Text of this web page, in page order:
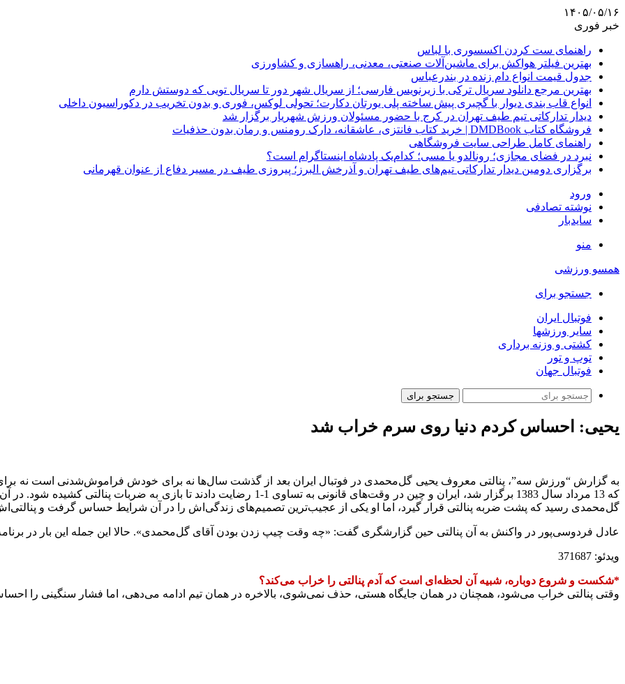
۱۴۰۵/۰۵/۱۶
خبر فوری
راهنمای ست کردن اکسسوری با لباس
بهترین فیلتر هواکش برای ماشین‌آلات صنعتی، معدنی، راهسازی و کشاورزی
جدول قیمت انواع دام زنده در بندرعباس
بهترین مرجع دانلود سریال ترکی با زیرنویس فارسی؛ از سریال شهر دور تا سریال تویی که دوستش دارم
انواع قاب بندی دیوار با گچبری پیش ساخته پلی یورتان دکارت؛ تحولی لوکس، فوری و بدون تخریب در دکوراسیون داخلی
دیدار تدارکاتی تیم طیف تهران در کرج با حضور مسئولان ورزش شهریار برگزار شد
فروشگاه کتاب DMDBook | خرید کتاب فانتزی، عاشقانه، دارک رومنس و رمان بدون حذفیات
راهنمای کامل طراحی سایت فروشگاهی
نبرد در فضای مجازی؛ رونالدو یا مسی؛ کدام‌یک پادشاه اینستاگرام است؟
برگزاری دومین دیدار تدارکاتی تیم‌های طیف تهران و آذرخش البرز؛ پیروزی طیف در مسیر دفاع از عنوان قهرمانی
ورود
نوشته تصادفی
سایدبار
منو
همسو ورزشی
جستجو برای
فوتبال ایران
سایر ورزشها
کشتی و وزنه برداری
توپ و تور
فوتبال جهان
جستجو برای
یحیی: احساس کردم دنیا روی سرم خراب شد
که 13 مرداد سال 1383 برگزار شد، ایران و چین در وقت‌های قانونی به تساوی 1-1 رضایت
گل‌محمدی رسید که پشت ضربه پنالتی قرار گیرد، اما او یکی از عجیب‌ترین تصمیم‌های زندگی‌اش را در آن شرایط حساس گرفت و
عادل فردوسی‌پور در واکنش به آن پنالتی حین گزارشگری گفت: «چه وقت چیپ زدن بودن آقای گل‌محمدی». حالا این جمله این بار در برنامه ۴۰۴ تکرار شد و یحیی خاطرات تلخ آن پنالتی را زنده
ویدئو: 371687
*شکست و شروع دوباره، شبیه آن لحظه‌ای است که آدم پنالتی را خراب می‌کند؟
وقتی پنالتی خراب می‌شود، همچنان در همان جایگاه هستی، حذف نمی‌شوی، بالاخره در همان تیم ادامه می‌دهی، اما فشار سنگینی را